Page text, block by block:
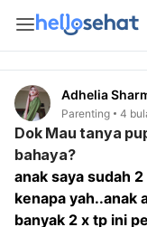
Adhelia
Parenting 4
Dok Mau tanya
bahaya?
anak saya sudah
kenapa yah..anak
banyak 2 x tp ini